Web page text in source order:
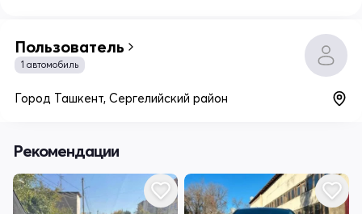
Пользователь
1 автомобиль
Город Ташкент, Сергелийский район
Рекомендации